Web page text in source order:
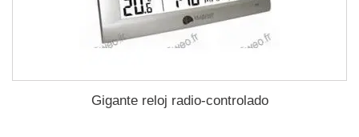
Gigante reloj radio-controlado